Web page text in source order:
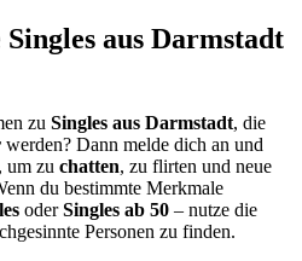
aus Darmstadt
zu Singles aus Darmstadt, die
werden? Dann melde dich an und
um zu chatten, zu flirten und neue
du bestimmte Merkmale
oderSingles ab 50 – nutze die
Personen zu finden.